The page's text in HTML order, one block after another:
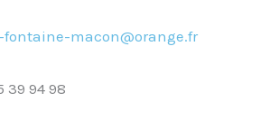
macon@orange.fr
39 94 98